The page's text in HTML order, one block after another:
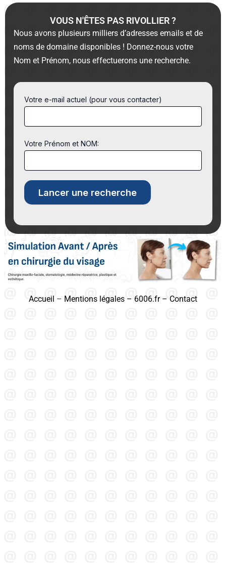
VOUS N'ÊTES PAS RIVOLLIER ?
Nous avons plusieurs milliers d’adresses emails et de
noms de domaine disponibles ! Donnez-nous votre
Nom et Prénom, nous effectuerons une recherche.
Votre e-mail actuel (pour vous contacter)
Votre Prénom et NOM:
Accueil – Mentions légales – 6006.fr– Contact